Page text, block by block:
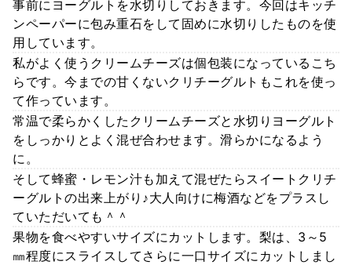
事前にヨーグルトを水切りしておきます。今回はキッチ
ンペーパーに包み重石をして固めに水切りしたものを使
用しています。
私がよく使うクリームチーズは個包装になっているこち
らです。今までの甘くないクリチーグルトもこれを使っ
て作っています。
常温で柔らかくしたクリームチーズと水切りヨーグルト
をしっかりとよく混ぜ合わせます。滑らかになるよう
に。
そして蜂蜜・レモン汁も加えて混ぜたらスイートクリチ
ーグルトの出来上がり♪大人向けに梅酒などをプラスし
ていただいても＾＾
果物を食べやすいサイズにカットします。梨は、3～5
㎜程度にスライスしてさらに一口サイズにカットしまし